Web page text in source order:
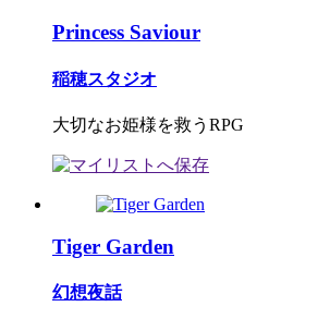
Princess Saviour
稲穂スタジオ
大切なお姫様を救うRPG
Tiger Garden
幻想夜話